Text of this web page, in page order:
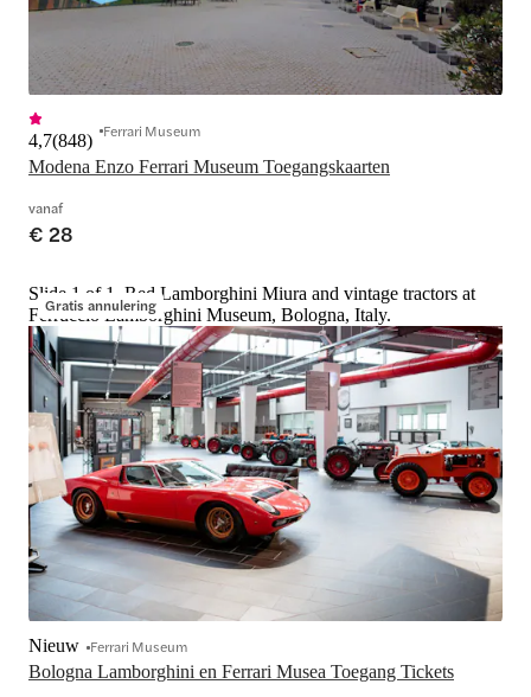
Modena Enzo Ferrari Museum Toegangskaarten
4,7(848) Ferrari Museum
vanaf
€ 28
Gratis annulering
Slide 1 of 1, Red Lamborghini Miura and vintage tractors at
Ferruccio Lamborghini Museum, Bologna, Italy.
Bologna Lamborghini en Ferrari Musea Toegang Tickets
Nieuw Ferrari Museum